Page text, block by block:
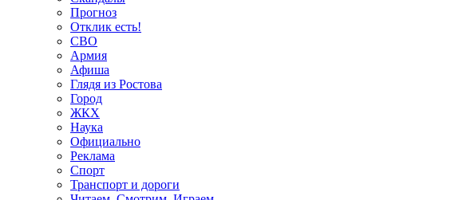
Прогноз
Отклик есть!
СВО
Армия
Афиша
Глядя из Ростова
Город
ЖКХ
Наука
Официально
Реклама
Спорт
Транспорт и дороги